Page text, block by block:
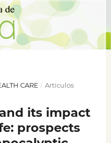
CARE / Artículos
its impact
prospects